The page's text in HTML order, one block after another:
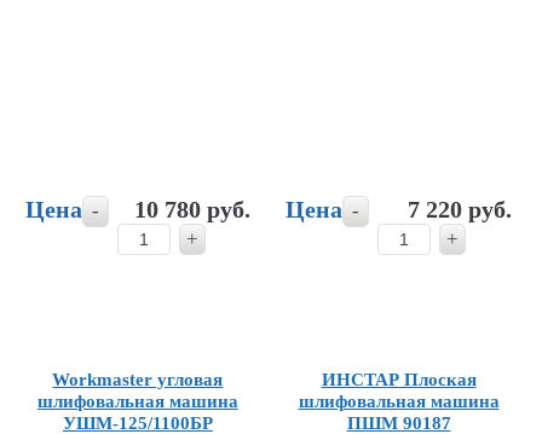
Цена 10 780 руб.
-
+
Цена 7 220 руб.
-
+
Workmaster угловая
шлифовальная машина
УШМ-125/1100БР
ИНСТАР Плоская
шлифовальная машина
ПШМ 90187